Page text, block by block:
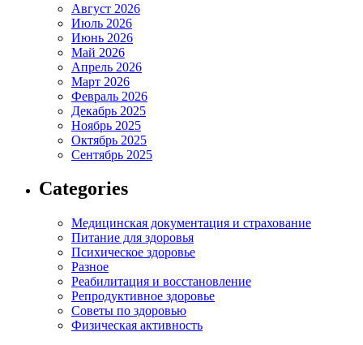
Август 2026
Июль 2026
Июнь 2026
Май 2026
Апрель 2026
Март 2026
Февраль 2026
Декабрь 2025
Ноябрь 2025
Октябрь 2025
Сентябрь 2025
Categories
Медицинская документация и страхование
Питание для здоровья
Психическое здоровье
Разное
Реабилитация и восстановление
Репродуктивное здоровье
Советы по здоровью
Физическая активность